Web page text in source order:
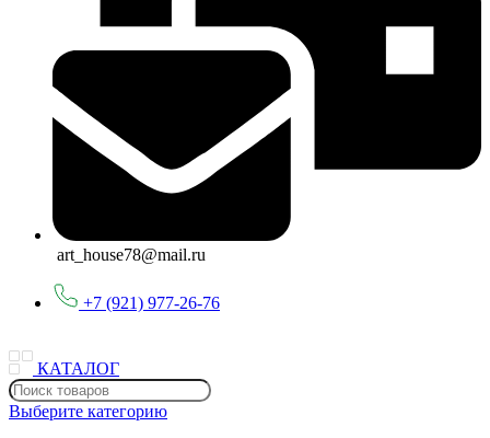
art_house78@mail.ru
+7 (921) 977-26-76
КАТАЛОГ
Выберите категорию